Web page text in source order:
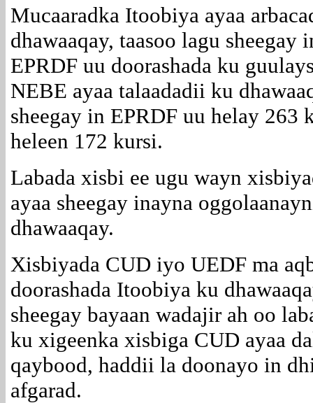
Mucaaradka Itoobiya ayaa
dhawaaqay, taasoo lagu
EPRDF uu doorashada ku
NEBE ayaa talaadadii ku
sheegay in EPRDF uu helay 263
heleen 172 kursi.
Labada xisbi ee ugu wayn
ayaa sheegay inayna
dhawaaqay.
Xisbiyada CUD iyo UEDF ma
doorashada Itoobiya ku
sheegay bayaan wadajir ah oo
ku xigeenka xisbiga CUD ayaa
qaybood, haddii la doonayo in
afgarad.